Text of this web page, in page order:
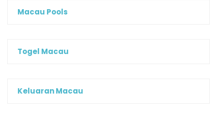
Macau Pools
Togel Macau
Keluaran Macau